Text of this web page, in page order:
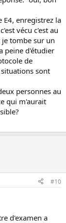
E4, enregistrez la
vécu c'est au
tombe sur un
peine d'étudier
de
sont
personnes au
qui m'aurait
#10
d'examen a